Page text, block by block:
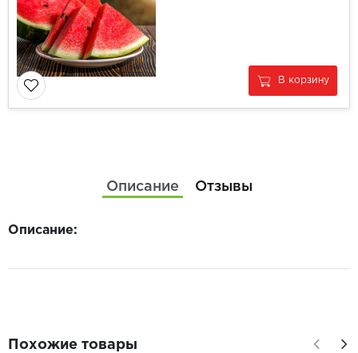
В корзину
Описание Отзывы
Описание:
Похожие товары